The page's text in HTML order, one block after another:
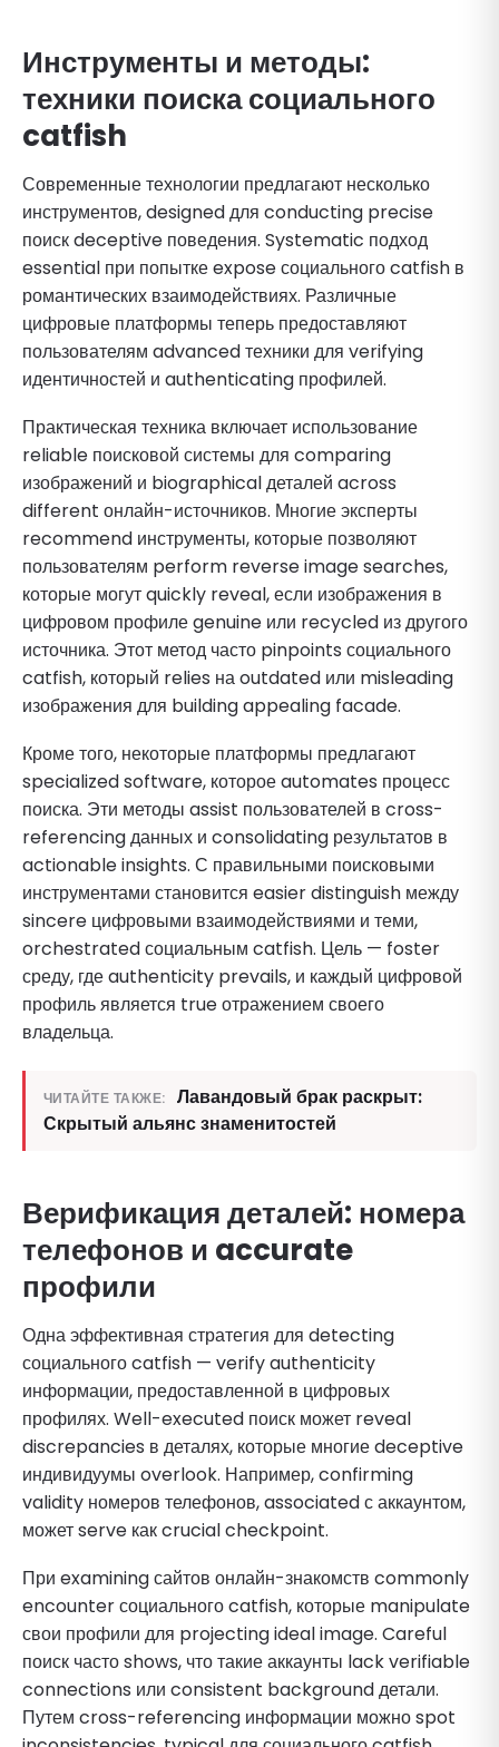
Инструменты и методы:
техники поиска социального
catfish
Современные технологии предлагают несколько
инструментов, designed для conducting precise
поиск deceptive поведения. Systematic подход
essential при попытке expose социального catfish в
романтических взаимодействиях. Различные
цифровые платформы теперь предоставляют
пользователям advanced техники для verifying
идентичностей и authenticating профилей.
Практическая техника включает использование
reliable поисковой системы для comparing
изображений и biographical деталей across
different онлайн-источников. Многие эксперты
recommend инструменты, которые позволяют
пользователям perform reverse image searches,
которые могут quickly reveal, если изображения в
цифровом профиле genuine или recycled из другого
источника. Этот метод часто pinpoints социального
catfish, который relies на outdated или misleading
изображения для building appealing facade.
Кроме того, некоторые платформы предлагают
specialized software, которое automates процесс
поиска. Эти методы assist пользователей в cross-
referencing данных и consolidating результатов в
actionable insights. С правильными поисковыми
инструментами становится easier distinguish между
sincere цифровыми взаимодействиями и теми,
orchestrated социальным catfish. Цель — foster
среду, где authenticity prevails, и каждый цифровой
профиль является true отражением своего
владельца.
ЧИТАЙТЕ ТАКЖЕ:
Лавандовый брак раскрыт:
Скрытый альянс знаменитостей
Верификация деталей: номера
телефонов и accurate
профили
Одна эффективная стратегия для detecting
социального catfish — verify authenticity
информации, предоставленной в цифровых
профилях. Well-executed поиск может reveal
discrepancies в деталях, которые многие deceptive
индивидуумы overlook. Например, confirming
validity номеров телефонов, associated с аккаунтом,
может serve как crucial checkpoint.
При examining сайтов онлайн-знакомств commonly
encounter социального catfish, которые manipulate
свои профили для projecting ideal image. Careful
поиск часто shows, что такие аккаунты lack verifiable
connections или consistent background детали.
Путем cross-referencing информации можно spot